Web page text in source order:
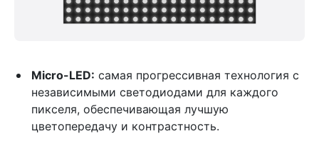
Micro-LED: самая прогрессивная технология с
независимыми светодиодами для каждого
пикселя, обеспечивающая лучшую
цветопередачу и контрастность.